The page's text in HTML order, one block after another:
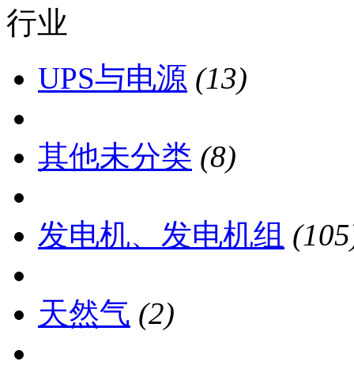
行业
UPS与电源 (13)
其他未分类 (8)
发电机、发电机组
天然气 (2)